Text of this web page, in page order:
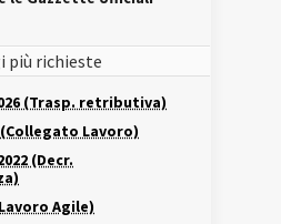
più richieste
(Trasp. retributiva)
(Collegato Lavoro)
(Decr.
Agile)